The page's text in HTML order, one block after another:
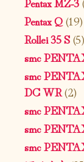
Pentax Q(19)
Rollei 35 S(5)
smc
smc
DC WR(2)
smc
smc
smc